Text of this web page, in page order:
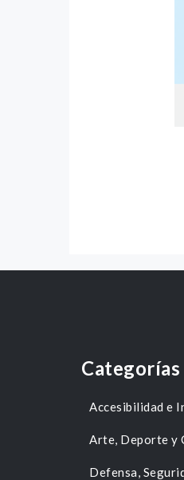
Categorías
Accesibilidad e
Arte, Deporte y
Defensa,